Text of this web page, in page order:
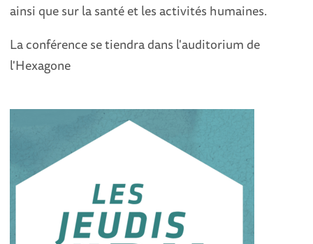
ainsi que sur la santé et les activités humaines.
La conférence se tiendra dans l'auditorium de
l'Hexagone